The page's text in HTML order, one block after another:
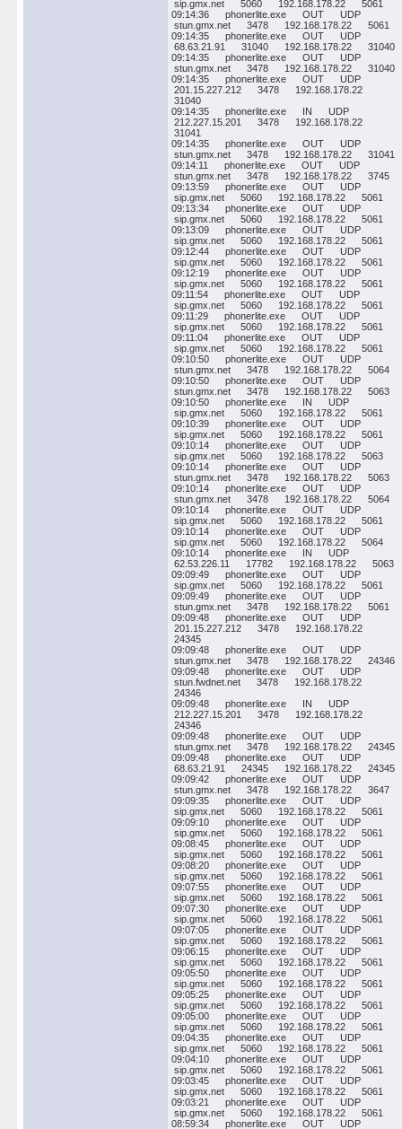
sip.gmx.net 5060 192.168.178.22 5061
09:14:36 phonerlite.exe OUT UDP
stun.gmx.net 3478 192.168.178.22 5061
09:14:35 phonerlite.exe OUT UDP
68.63.21.91 31040 192.168.178.22 31040
09:14:35 phonerlite.exe OUT UDP
stun.gmx.net 3478 192.168.178.22 31040
09:14:35 phonerlite.exe OUT UDP
201.15.227.212 3478 192.168.178.22
31040
09:14:35 phonerlite.exe IN UDP
212.227.15.201 3478 192.168.178.22
31041
09:14:35 phonerlite.exe OUT UDP
stun.gmx.net 3478 192.168.178.22 31041
09:14:11 phonerlite.exe OUT UDP
stun.gmx.net 3478 192.168.178.22 3745
09:13:59 phonerlite.exe OUT UDP
sip.gmx.net 5060 192.168.178.22 5061
09:13:34 phonerlite.exe OUT UDP
sip.gmx.net 5060 192.168.178.22 5061
09:13:09 phonerlite.exe OUT UDP
sip.gmx.net 5060 192.168.178.22 5061
09:12:44 phonerlite.exe OUT UDP
sip.gmx.net 5060 192.168.178.22 5061
09:12:19 phonerlite.exe OUT UDP
sip.gmx.net 5060 192.168.178.22 5061
09:11:54 phonerlite.exe OUT UDP
sip.gmx.net 5060 192.168.178.22 5061
09:11:29 phonerlite.exe OUT UDP
sip.gmx.net 5060 192.168.178.22 5061
09:11:04 phonerlite.exe OUT UDP
sip.gmx.net 5060 192.168.178.22 5061
09:10:50 phonerlite.exe OUT UDP
stun.gmx.net 3478 192.168.178.22 5064
09:10:50 phonerlite.exe OUT UDP
stun.gmx.net 3478 192.168.178.22 5063
09:10:50 phonerlite.exe IN UDP
sip.gmx.net 5060 192.168.178.22 5061
09:10:39 phonerlite.exe OUT UDP
sip.gmx.net 5060 192.168.178.22 5061
09:10:14 phonerlite.exe OUT UDP
sip.gmx.net 5060 192.168.178.22 5063
09:10:14 phonerlite.exe OUT UDP
stun.gmx.net 3478 192.168.178.22 5063
09:10:14 phonerlite.exe OUT UDP
stun.gmx.net 3478 192.168.178.22 5064
09:10:14 phonerlite.exe OUT UDP
sip.gmx.net 5060 192.168.178.22 5061
09:10:14 phonerlite.exe OUT UDP
sip.gmx.net 5060 192.168.178.22 5064
09:10:14 phonerlite.exe IN UDP
62.53.226.11 17782 192.168.178.22 5063
09:09:49 phonerlite.exe OUT UDP
sip.gmx.net 5060 192.168.178.22 5061
09:09:49 phonerlite.exe OUT UDP
stun.gmx.net 3478 192.168.178.22 5061
09:09:48 phonerlite.exe OUT UDP
201.15.227.212 3478 192.168.178.22
24345
09:09:48 phonerlite.exe OUT UDP
stun.gmx.net 3478 192.168.178.22 24346
09:09:48 phonerlite.exe OUT UDP
stun.fwdnet.net 3478 192.168.178.22
24346
09:09:48 phonerlite.exe IN UDP
212.227.15.201 3478 192.168.178.22
24346
09:09:48 phonerlite.exe OUT UDP
stun.gmx.net 3478 192.168.178.22 24345
09:09:48 phonerlite.exe OUT UDP
68.63.21.91 24345 192.168.178.22 24345
09:09:42 phonerlite.exe OUT UDP
stun.gmx.net 3478 192.168.178.22 3647
09:09:35 phonerlite.exe OUT UDP
sip.gmx.net 5060 192.168.178.22 5061
09:09:10 phonerlite.exe OUT UDP
sip.gmx.net 5060 192.168.178.22 5061
09:08:45 phonerlite.exe OUT UDP
sip.gmx.net 5060 192.168.178.22 5061
09:08:20 phonerlite.exe OUT UDP
sip.gmx.net 5060 192.168.178.22 5061
09:07:55 phonerlite.exe OUT UDP
sip.gmx.net 5060 192.168.178.22 5061
09:07:30 phonerlite.exe OUT UDP
sip.gmx.net 5060 192.168.178.22 5061
09:07:05 phonerlite.exe OUT UDP
sip.gmx.net 5060 192.168.178.22 5061
09:06:15 phonerlite.exe OUT UDP
sip.gmx.net 5060 192.168.178.22 5061
09:05:50 phonerlite.exe OUT UDP
sip.gmx.net 5060 192.168.178.22 5061
09:05:25 phonerlite.exe OUT UDP
sip.gmx.net 5060 192.168.178.22 5061
09:05:00 phonerlite.exe OUT UDP
sip.gmx.net 5060 192.168.178.22 5061
09:04:35 phonerlite.exe OUT UDP
sip.gmx.net 5060 192.168.178.22 5061
09:04:10 phonerlite.exe OUT UDP
sip.gmx.net 5060 192.168.178.22 5061
09:03:45 phonerlite.exe OUT UDP
sip.gmx.net 5060 192.168.178.22 5061
09:03:21 phonerlite.exe OUT UDP
sip.gmx.net 5060 192.168.178.22 5061
08:59:34 phonerlite.exe OUT UDP